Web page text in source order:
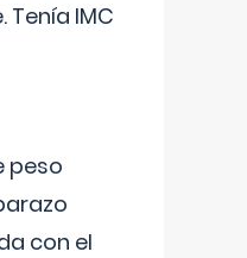
IMC
peso
con el